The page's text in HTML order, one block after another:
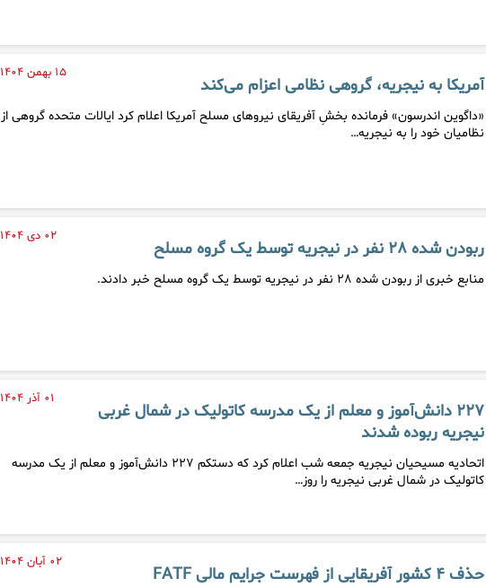
۱۵ بهمن ۱۴۰۴
آمریکا به نیجریه، گروهی نظامی اعزام می‌کند
«داگوین اندرسون» فرمانده بخشِ آفریقای نیروهای مسلح آمریکا اعلام کرد ایالات متحده گروهی از
نظامیان خود را به نیجریه…
۰۲ دی ۱۴۰۴
ربودن شده ۲۸ نفر در نیجریه توسط یک گروه مسلح
منابع خبری از ربودن شده ۲۸ نفر در نیجریه توسط یک گروه مسلح خبر دادند.
۰۱ آذر ۱۴۰۴
۲۲۷ دانش‌آموز و معلم از یک مدرسه کاتولیک در شمال غربی
نیجریه ربوده شدند
اتحادیه مسیحیان نیجریه جمعه شب اعلام کرد که دستکم ۲۲۷ دانش‌آموز و معلم از یک مدرسه
کاتولیک در شمال غربی نیجریه را روز…
۰۲ آبان ۱۴۰۴
حذف ۴ کشور آفریقایی از فهرست جرایم مالی FATF